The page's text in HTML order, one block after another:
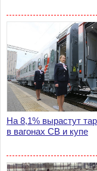
На 8,1% вырастут
в вагонах СВ и купе